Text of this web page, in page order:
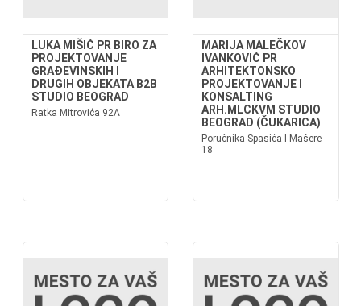
LUKA MIŠIĆ PR BIRO ZA
PROJEKTOVANJE
GRAĐEVINSKIH I
DRUGIH OBJEKATA B2B
STUDIO BEOGRAD
Ratka Mitrovića 92A
MARIJA MALEČKOV
IVANKOVIĆ PR
ARHITEKTONSKO
PROJEKTOVANJE I
KONSALTING
ARH.MLCKVM STUDIO
BEOGRAD (ČUKARICA)
Poručnika Spasića I Mašere
18